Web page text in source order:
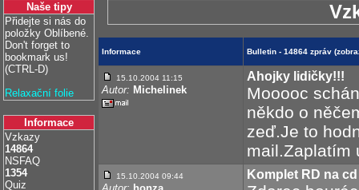
Naše tipy
Přidejte si nás do
položky Oblíbené.
Don't forget to
bookmark us!
(CTRL-D)
Relaxační folie
Informace
Vzkazy
14864
NSFAQ
1354
Quiz
Informace Bulletin - 14864 zpráv
15.10.2004 11:15
Autor: Michelinek
Ahojky lidičky!!!
Mooooc
někdo o
zeď.Je to
mail.Zaplatím
15.10.2004 09:44 Komplet RD na